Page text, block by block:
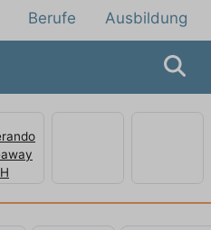
Berufe Ausbildung